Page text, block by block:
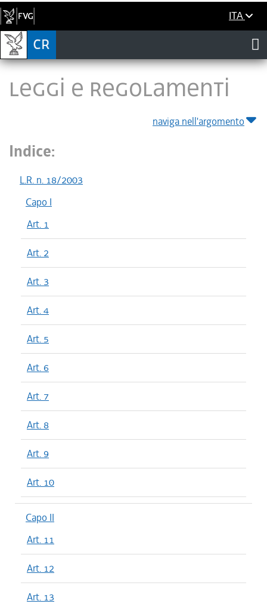
ITA
LEGGI E REGOLAMENTI
naviga nell'argomento
Indice:
L.R. n. 18/2003
Capo I
Art. 1
Art. 2
Art. 3
Art. 4
Art. 5
Art. 6
Art. 7
Art. 8
Art. 9
Art. 10
Capo II
Art. 11
Art. 12
Art. 13